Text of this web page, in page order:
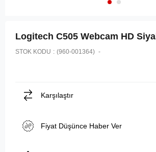
Logitech C505 Webcam HD
STOK KODU (960-001364)
Karşılaştır
Fiyat Düşünce Haber Ver